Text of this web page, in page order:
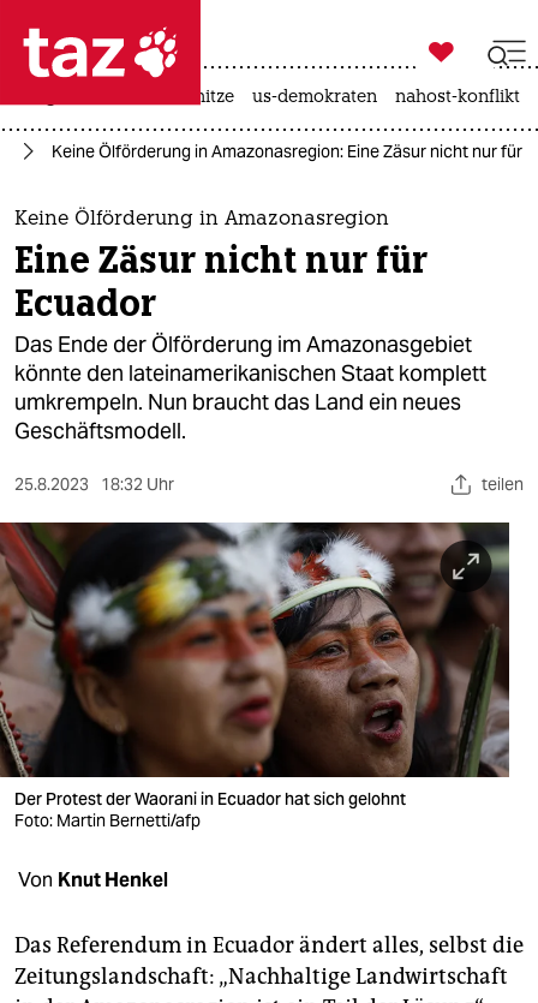
 taz zahl ich
taz zahl ich
themen
politik
öko
gesellschaft
kultur
sport
berlin
nord
wahrheit
verlag
verlag
veranstaltungen
fragen & hilfe
unterstützen
abo

taz zahl ich
hitze us-demokraten nahost-konflikt
Keine Ölförderung in Amazonasregion: Eine Zäsur nicht nur für
Keine Ölförderung in Amazonasregion
Eine Zäsur nicht nur für
Ecuador
Das Ende der Ölförderung im Amazonasgebiet
könnte den lateinamerikanischen Staat komplett
umkrempeln. Nun braucht das Land ein neues
Geschäftsmodell.
25.8.2023 18:32 Uhr teilen
Der Protest der Waorani in Ecuador hat sich gelohnt
Foto: Martin Bernetti/afp
Von Knut Henkel
Das Referendum in Ecuador ändert alles, selbst die
Zeitungslandschaft: „Nachhaltige Landwirtschaft